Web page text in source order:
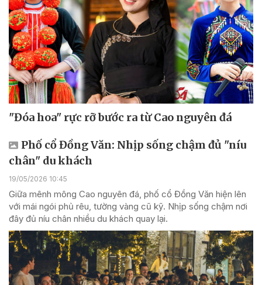
"Đóa hoa" rực rỡ bước ra từ Cao nguyên đá
Phố cổ Đồng Văn: Nhịp sống chậm đủ "níu
chân" du khách
19/05/2026 10:45
Giữa mênh mông Cao nguyên đá, phố cổ Đồng Văn hiện lên
với mái ngói phủ rêu, tường vàng cũ kỹ. Nhịp sống chậm nơi
đây đủ níu chân nhiều du khách quay lại.